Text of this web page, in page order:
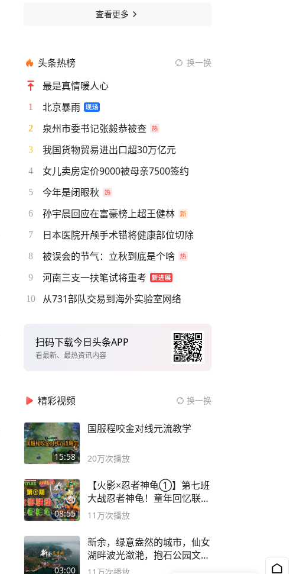
查看更多
头条热榜 换一换
最是真情暖人心
1 北京暴雨
2 泉州市委书记张毅恭被查
3 我国货物贸易进出口超30万亿元
4 女儿卖房定价9000被母亲7500签约
5 今年是闭眼秋
6 孙宇晨回应在富豪榜上超王健林
7 日本医院开颅手术错将健康部位切除
8 被误会的节气：立秋到底是个啥
9 河南三支一扶笔试将重考
10 从731部队交易到海外实验室网络
扫码下载今日头条APP
看最新、最热资讯内容
精彩视频 换一换
15:58
国服程咬金对线元流教学
20万次播放
08:55
【火影×忍者神龟①】第七班
大战忍者神龟！童年回忆联动
论武？
11万次播放
03:00
新余，绿意盎然的城市，仙女
湖畔波光潋滟，抱石公园文化
深邃……